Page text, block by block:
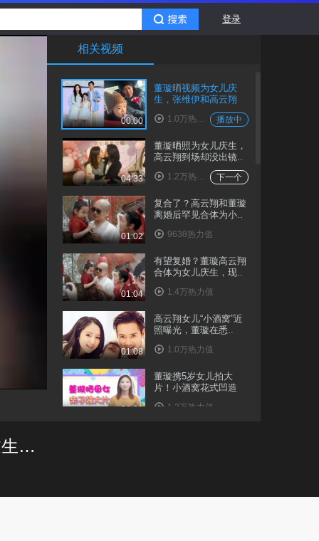
登录
相关视频
00:00
董璇晒视频为女儿庆
生，张维伊和高云翔
播放中
1.0万热力值
04:33
董璇晒照为女儿庆生，
高云翔到场却没出镜..
下一个
1.2万热力值
01:02
复合了？高云翔和董璇
离婚后罕见合体为小..
9638热力值
01:04
有望复婚？董璇高云翔
合体为女儿庆生，现..
1.4万热力值
01:08
高云翔女儿“小酒窝”近
照曝光，董璇在悉..
1.0万热力值
01:28
董璇携5岁女儿拍大
片！小酒窝花式凹造
1.3万热力值
董璇晒视频为女儿庆生，张维伊和高云翔都出镜了，高云翔及父母陪小酒窝过生日#第36期娱乐热点剧评社#